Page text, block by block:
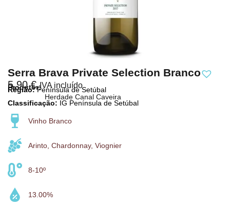
Serra Brava Private Selection Branco
5,90€ IVA incluído
Herdade Canal Caveira
Produtor:
Região:Península de Setúbal
Classificação: IG Península de Setúbal
Vinho Branco
Arinto, Chardonnay, Viognier
8-10º
13.00%